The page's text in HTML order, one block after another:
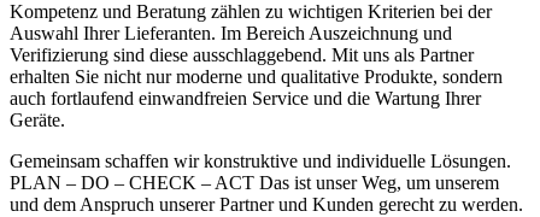
Kompetenz und Beratung zählen zu wichtigen Kriterien bei der
Auswahl Ihrer Lieferanten. Im Bereich Auszeichnung und
Verifizierung sind diese ausschlaggebend. Mit uns als Partner
erhalten Sie nicht nur moderne und qualitative Produkte, sondern
auch fortlaufend einwandfreien Service und die Wartung Ihrer
Geräte.
Gemeinsam schaffen wir konstruktive und individuelle Lösungen.
PLAN – DO – CHECK – ACT Das ist unser Weg, um unserem
und dem Anspruch unserer Partner und Kunden gerecht zu werden.